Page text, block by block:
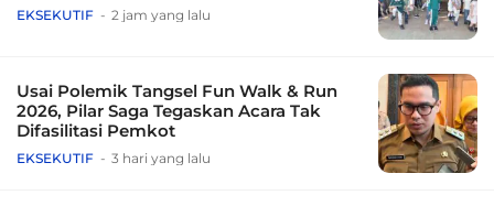
EKSEKUTIF 2 jam yang lalu
Usai Polemik Tangsel Fun Walk & Run
2026, Pilar Saga Tegaskan Acara Tak
Difasilitasi Pemkot
EKSEKUTIF 3 hari yang lalu